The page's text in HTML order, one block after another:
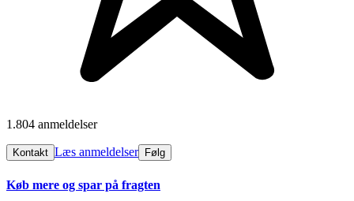
1.804 anmeldelser
Kontakt Læs anmeldelser Følg
Køb mere og spar på fragten